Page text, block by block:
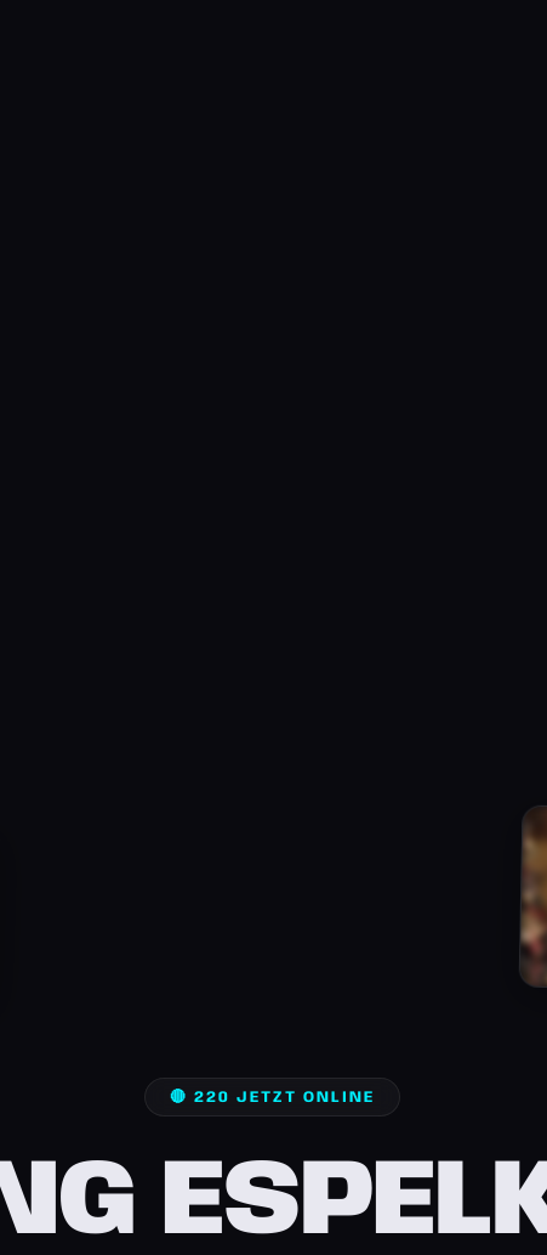
🔴 220 JETZT ONLINE